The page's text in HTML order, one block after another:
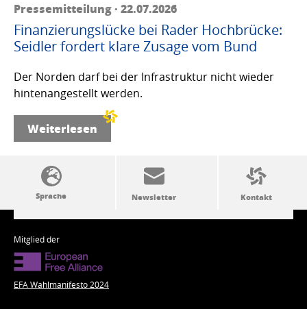
Pressemitteilung · 22.07.2026
Finanzierungslücke bei Rader Hochbrücke:
Seidler fordert klare Zusage vom Bund
Der Norden darf bei der Infrastruktur nicht wieder
hintenangestellt werden.
Weiterlesen
SSW-Politik von A bis Z
Mitglied der
EFA Wahlmanifesto 2024